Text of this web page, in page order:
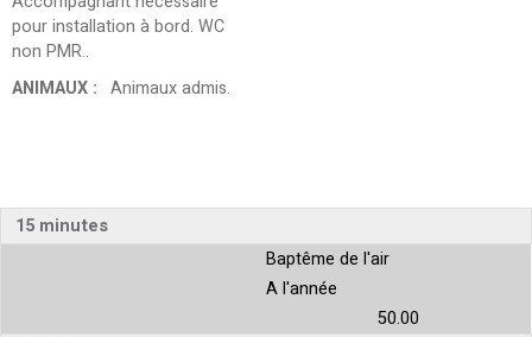
pour installation à bord. WC
non PMR.
ANIMAUX : Animaux admis
15 minutes
Baptême de l'air
A l'année
50.00